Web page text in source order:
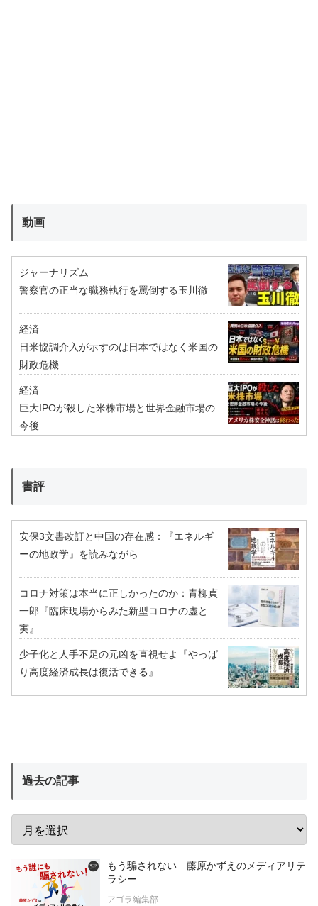
動画
ジャーナリズム
警察官の正当な職務執行を罵倒する玉川徹
経済
日米協調介入が示すのは日本ではなく米国の
財政危機
経済
巨大IPOが殺した米株市場と世界金融市場の
今後
書評
安保3文書改訂と中国の存在感：『エネルギ
ーの地政学』を読みながら
コロナ対策は本当に正しかったのか：青柳貞
一郎『臨床現場からみた新型コロナの虚と
実』
少子化と人手不足の元凶を直視せよ『やっぱ
り高度経済成長は復活できる』
過去の記事
もう騙されない 藤原かずえのメディアリテ
ラシー
アゴラ編集部